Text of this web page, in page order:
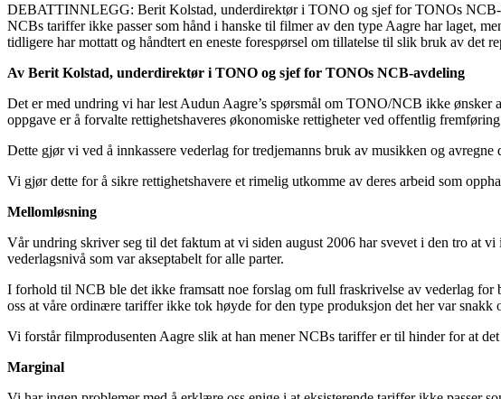
DEBATTINNLEGG: Berit Kolstad, underdirektør i TONO og sjef for TONOs NCB-
NCBs tariffer ikke passer som hånd i hanske til filmer av den type Aagre har laget,
tidligere har mottatt og håndtert en eneste forespørsel om tillatelse til slik bruk av det
Av Berit Kolstad, underdirektør i TONO og sjef for TONOs NCB-avdeling
Det er med undring vi har lest Audun Aagre’s spørsmål om TONO/NCB ikke
oppgave er å forvalte rettighetshaveres økonomiske rettigheter ved offentlig
Dette gjør vi ved å innkassere vederlag for tredjemanns bruk av musikken og avregne
Vi gjør dette for å sikre rettighetshavere et rimelig utkomme av deres arbeid som
Mellomløsning
Vår undring skriver seg til det faktum at vi siden august 2006 har svevet i den tro
vederlagsnivå som var akseptabelt for alle parter.
I forhold til NCB ble det ikke framsatt noe forslag om full fraskrivelse av vederlag
oss at våre ordinære tariffer ikke tok høyde for den type produksjon det her var
Vi forstår filmprodusenten Aagre slik at han mener NCBs tariffer er til hinder for at
Marginal